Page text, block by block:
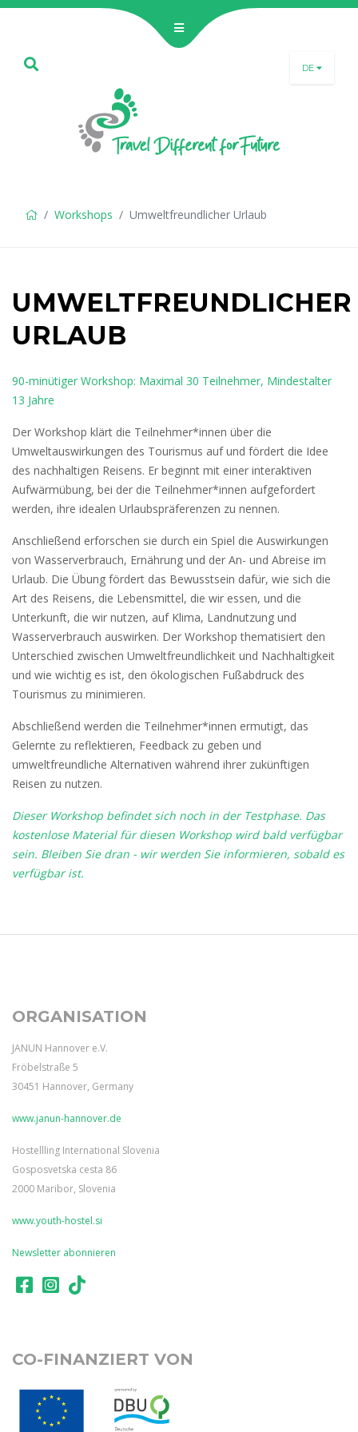
DE
Workshops Umweltfreundlicher Urlaub
UMWELTFREUNDLICHER
URLAUB
90-minütiger Workshop: Maximal 30 Teilnehmer, Mindestalter
13 Jahre
Der Workshop klärt die Teilnehmer*innen über die
Umweltauswirkungen des Tourismus auf und fördert die Idee
des nachhaltigen Reisens. Er beginnt mit einer interaktiven
Aufwärmübung, bei der die Teilnehmer*innen aufgefordert
werden, ihre idealen Urlaubspräferenzen zu nennen.
Anschließend erforschen sie durch ein Spiel die Auswirkungen
von Wasserverbrauch, Ernährung und der An- und Abreise im
Urlaub. Die Übung fördert das Bewusstsein dafür, wie sich die
Art des Reisens, die Lebensmittel, die wir essen, und die
Unterkunft, die wir nutzen, auf Klima, Landnutzung und
Wasserverbrauch auswirken. Der Workshop thematisiert den
Unterschied zwischen Umweltfreundlichkeit und Nachhaltigkeit
und wie wichtig es ist, den ökologischen Fußabdruck des
Tourismus zu minimieren.
Abschließend werden die Teilnehmer*innen ermutigt, das
Gelernte zu reflektieren, Feedback zu geben und
umweltfreundliche Alternativen während ihrer zukünftigen
Reisen zu nutzen.
Dieser Workshop befindet sich noch in der Testphase. Das
kostenlose Material für diesen Workshop wird bald verfügbar
sein. Bleiben Sie dran - wir werden Sie informieren, sobald es
verfügbar ist.
ORGANISATION
JANUN Hannover e.V.
Fröbelstraße 5
30451 Hannover, Germany
www.janun-hannover.de
Hostellling International Slovenia
Gosposvetska cesta 86
2000 Maribor, Slovenia
www.youth-hostel.si
Newsletter abonnieren
CO-FINANZIERT VON